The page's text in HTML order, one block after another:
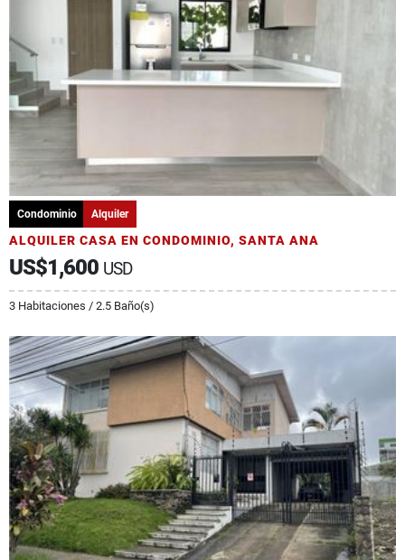
Condominio Alquiler
ALQUILER CASA EN CONDOMINIO, SANTA ANA
US$1,600 USD
3 Habitaciones / 2.5 Baño(s)